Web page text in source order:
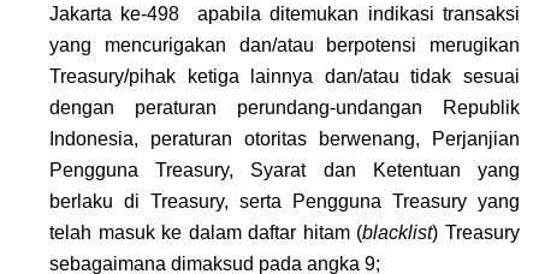
Jakarta ke-498  apabila ditemukan indikasi transaksi
yang mencurigakan dan/atau berpotensi merugikan
Treasury/pihak ketiga lainnya dan/atau tidak sesuai
dengan peraturan perundang-undangan Republik
Indonesia, peraturan otoritas berwenang, Perjanjian
Pengguna Treasury, Syarat dan Ketentuan yang
berlaku di Treasury, serta Pengguna Treasury yang
telah masuk ke dalam daftar hitam (blacklist) Treasury
sebagaimana dimaksud pada angka 9;